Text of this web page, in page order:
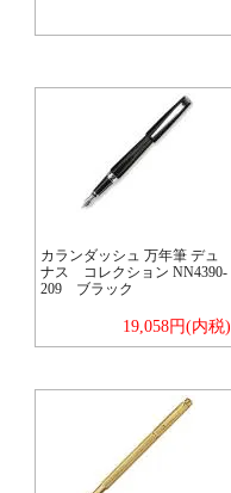
カランダッシュ 万年筆 デュ
ナス コレクション NN4390-
209 ブラック
19,058円(内税)